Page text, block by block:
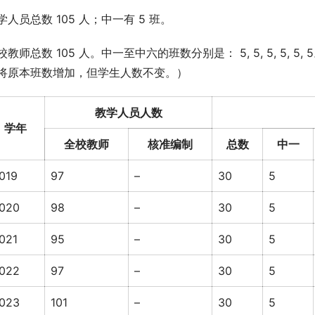
人员总数 105 人；中一有 5 班。
教师总数 105 人。中一至中六的班数分别是： 5, 5, 5, 5, 5,
原本班数增加，但学生人数不变。）
学年
教学人员人数
全校教师 核准编制 总数 中一
97 – 30 5
98 – 30 5
95 – 30 5
97 – 30 5
101 – 30 5